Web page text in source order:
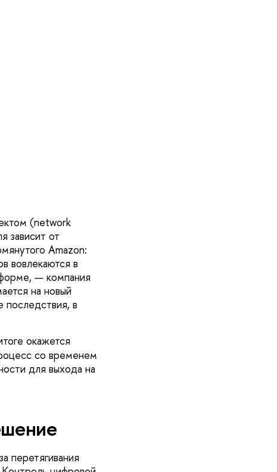
(network
зависит от
Amazon:
вовлекаются в
— компания
на новый
последствия, в
окажется
со временем
для выхода на
перетягивания